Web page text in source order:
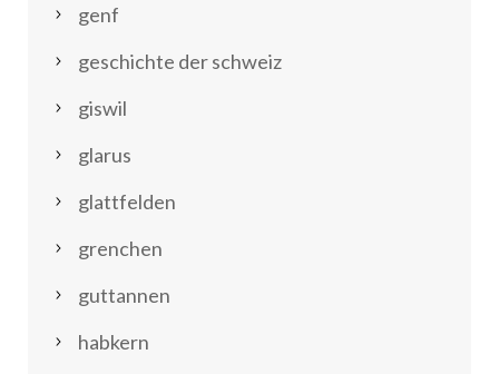
genf
geschichte der schweiz
giswil
glarus
glattfelden
grenchen
guttannen
habkern